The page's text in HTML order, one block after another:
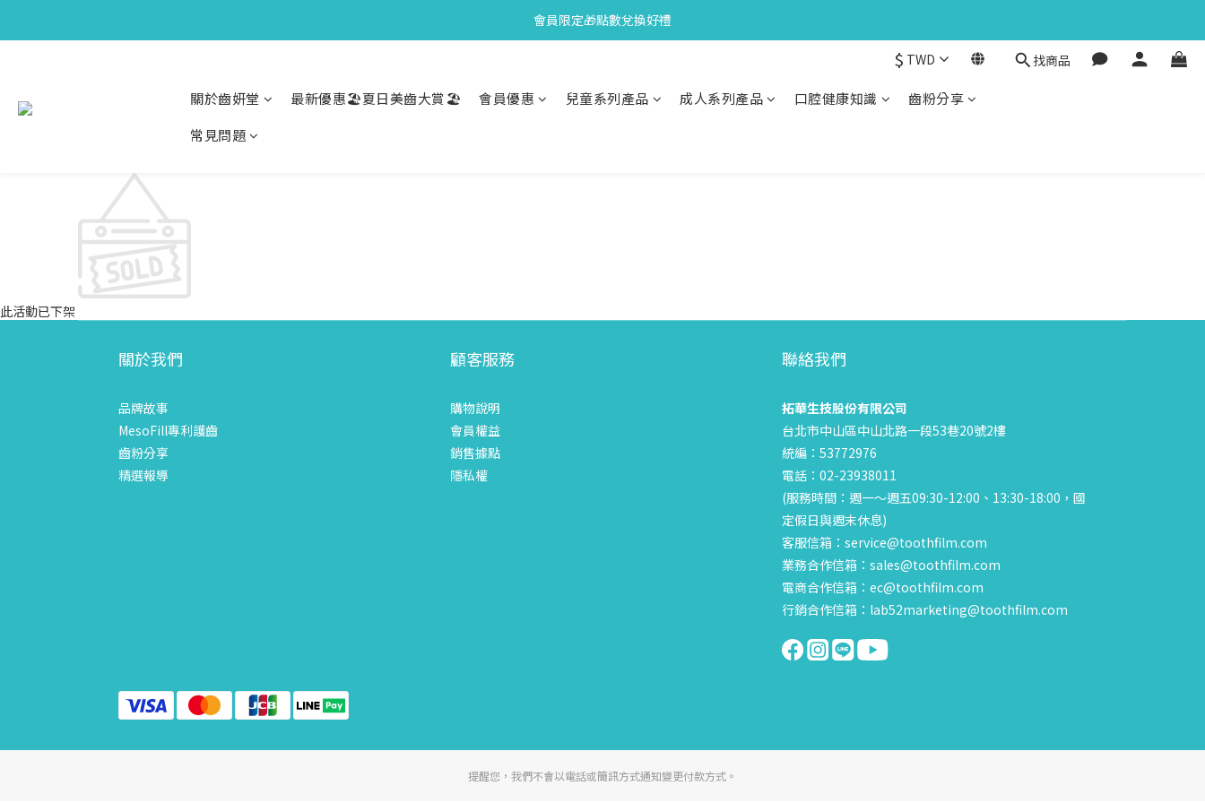
會員限定🎁點數兌換好禮
會員限定🎁點數兌換好禮
會員限定🎁點數兌換好禮
$ TWD 找商品
關於齒妍堂 最新優惠🏖️夏日美齒大賞🏖️ 會員優惠 兒童系列產品 成人系列產品 口腔健康知識
齒粉分享
常見問題
此活動已下架
關於我們
品牌故事
MesoFill專利護齒
齒粉分享
精選報導
顧客服務
購物說明
會員權益
銷售據點
隱私權
聯絡我們
拓華生技股份有限公司
台北市中山區中山北路一段53巷20號2樓
統編：53772976
電話：02-23938011
(服務時間：週一～週五09:30-12:00、13:30-18:00，國
定假日與週末休息)
客服信箱：service@toothfilm.com
業務合作信箱：sales@toothfilm.com
電商合作信箱：ec@toothfilm.com
行銷合作信箱：lab52marketing@toothfilm.com
提醒您，我們不會以電話或簡訊方式通知變更付款方式。